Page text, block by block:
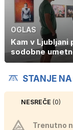
OGLAS
Kam v
sodobne
STANJE
NESREČE (0)
Trenutno